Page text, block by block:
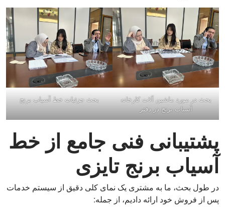
بحث در مورد ماشین آلات کارخانه
آسیاب برنج در دفتر
بحث جزئیات خط آسیاب برنج
پشتیبانی فنی جامع از خط
آسیاب برنج تایزی
در طول بحث، ما به مشتری یک نمای کلی دقیق از سیستم خدمات
پس از فروش خود ارائه دادیم، از جمله: